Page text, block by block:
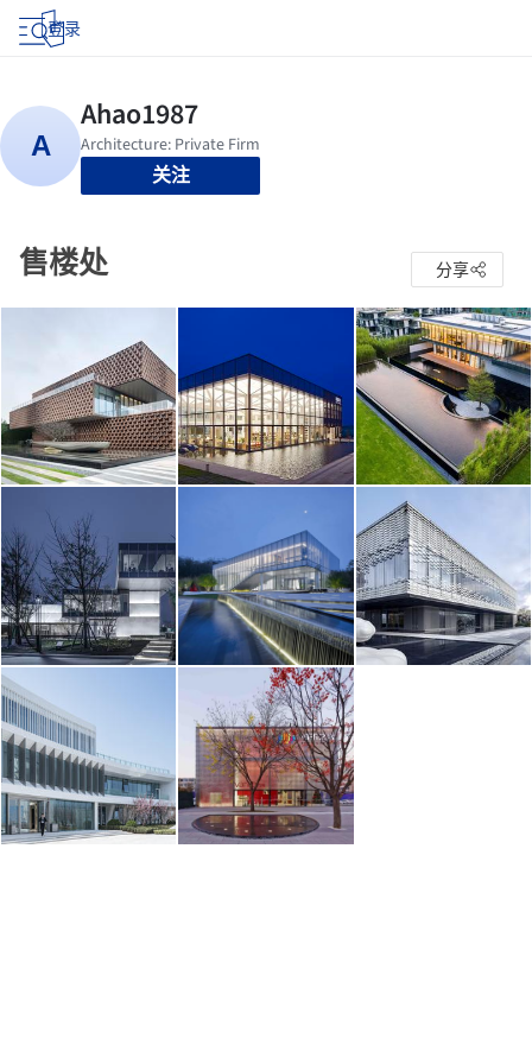
登录
关注
售楼处 分享